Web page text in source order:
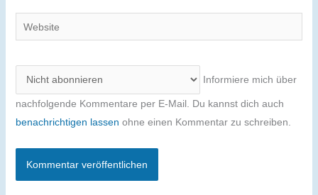
Website
Informiere mich über
nachfolgende Kommentare per E-Mail. Du kannst dich auch
benachrichtigen lassen ohne einen Kommentar zu schreiben.